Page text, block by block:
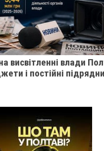
висвітленні влади
і постійні